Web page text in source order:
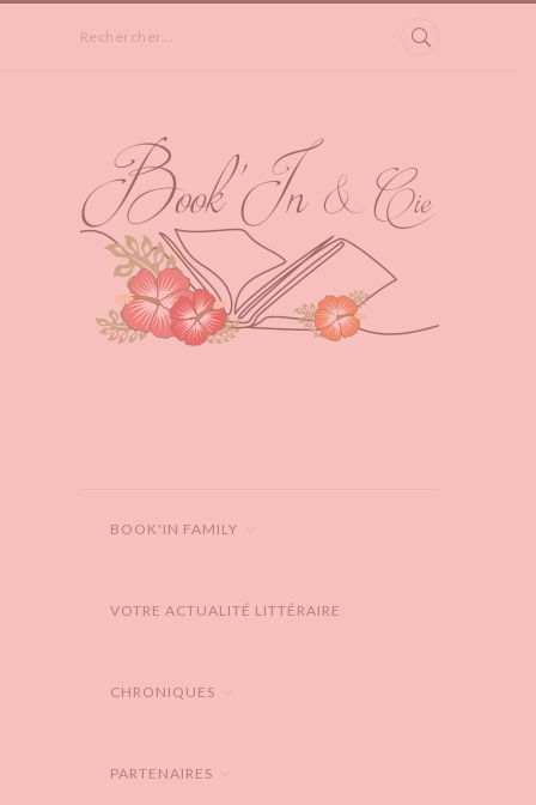
Rechercher...
BOOK'IN FAMILY
VOTRE ACTUALITÉ LITTÉRAIRE
CHRONIQUES
PARTENAIRES